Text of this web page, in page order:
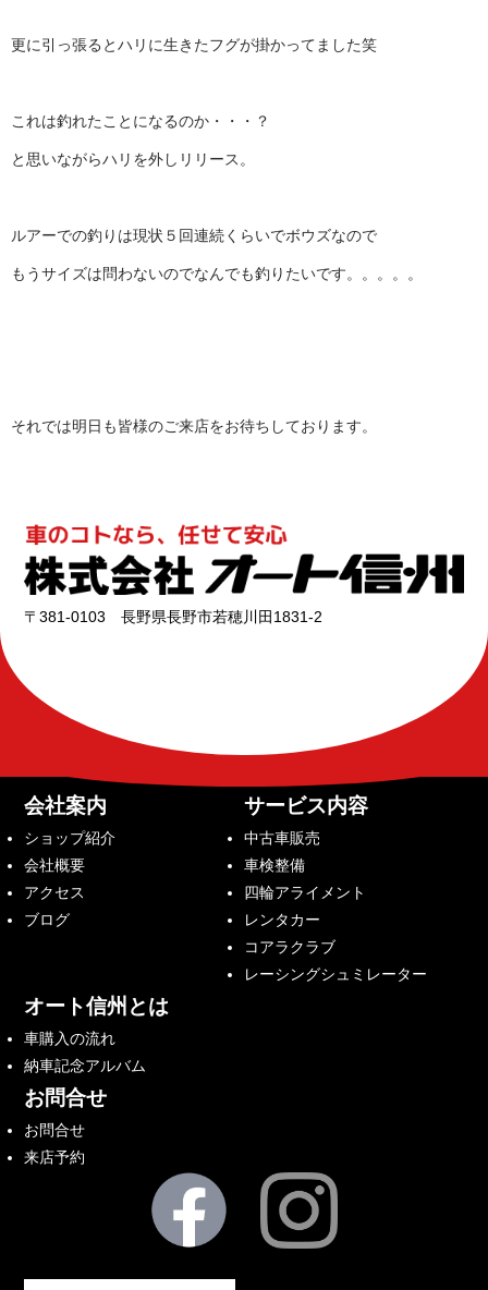
更に引っ張るとハリに生きたフグが掛かってました笑
これは釣れたことになるのか・・・？
と思いながらハリを外しリリース。
ルアーでの釣りは現状５回連続くらいでボウズなので
もうサイズは問わないのでなんでも釣りたいです。。。。。
それでは明日も皆様のご来店をお待ちしております。
〒381-0103 長野県長野市若穂川田1831-2
会社案内
ショップ紹介
会社概要
アクセス
ブログ
サービス内容
中古車販売
車検整備
四輪アライメント
レンタカー
コアラクラブ
レーシングシュミレーター
オート信州とは
車購入の流れ
納車記念アルバム
お問合せ
お問合せ
来店予約